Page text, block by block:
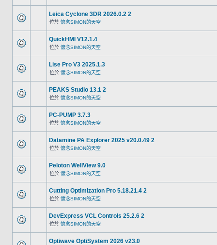
Leica Cyclone 3DR 2026.0.2 2
位於 懷念SIMON的天空
QuickHMI V12.1.4
位於 懷念SIMON的天空
Lise Pro V3 2025.1.3
位於 懷念SIMON的天空
PEAKS Studio 13.1 2
位於 懷念SIMON的天空
PC-PUMP 3.7.3
位於 懷念SIMON的天空
Datamine PA Explorer 2025 v20.0.49 2
位於 懷念SIMON的天空
Peloton WellView 9.0
位於 懷念SIMON的天空
Cutting Optimization Pro 5.18.21.4 2
位於 懷念SIMON的天空
DevExpress VCL Controls 25.2.6 2
位於 懷念SIMON的天空
Optiwave OptiSystem 2026 v23.0